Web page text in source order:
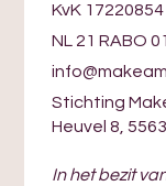
KvK 17220854
NL 21 RABO
Stichting
Heuvel 8,
In het bezit